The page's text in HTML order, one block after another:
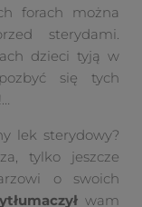
forach można
sterydami.
dzieci tyją w
się tych
lek sterydowy?
tylko jeszcze
o swoich
wam